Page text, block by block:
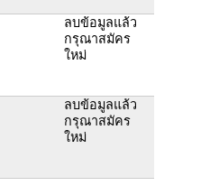
ลบข้อมูลแล้ว
กรุณาสมัคร
ใหม่
ลบข้อมูลแล้ว
กรุณาสมัคร
ใหม่